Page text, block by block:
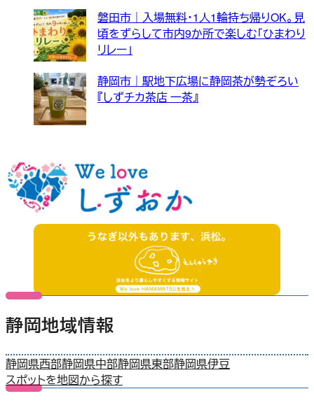
磐田市｜入場無料・1人1輪持ち帰りOK。見
頃をずらして市内9か所で楽しむ「ひまわり
リレー」
静岡市｜駅地下広場に静岡茶が勢ぞろい
『しずチカ茶店 一茶』
静岡地域情報
静岡県西部静岡県中部静岡県東部静岡県伊豆
スポットを地図から探す